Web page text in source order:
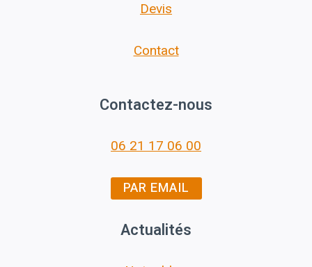
Devis
Contact
Contactez-nous
06 21 17 06 00
PAR EMAIL
Actualités